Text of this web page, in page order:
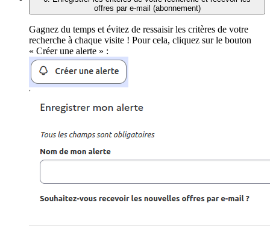
offres par e-mail (abonnement)
Gagnez du temps et évitez de ressaisir les critères de votre
recherche à chaque visite ! Pour cela, cliquez sur le bouton
« Créer une alerte » :